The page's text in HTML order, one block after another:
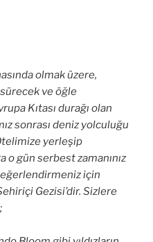
olmak üzere,
ve öğle
Kıtası durağı olan
sonrası deniz yolculuğu
yerleşip
o gün serbest zamanınız
için
Gezisi’dir. Sizlere